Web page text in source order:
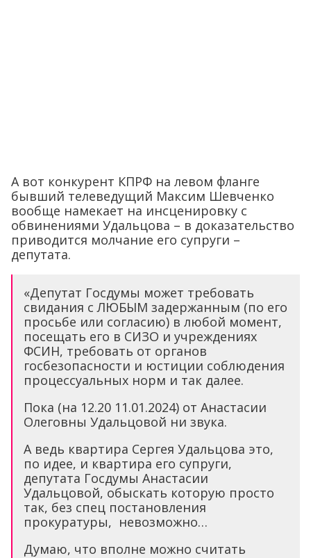
А вот конкурент КПРФ на левом фланге
бывший телеведущий Максим Шевченко
вообще намекает на инсценировку с
обвинениями Удальцова – в доказательство
приводится молчание его супруги –
депутата.
«Депутат Госдумы может требовать
свидания с ЛЮБЫМ задержанным (по его
просьбе или согласию) в любой момент,
посещать его в СИЗО и учреждениях
ФСИН, требовать от органов
госбезопасности и юстиции соблюдения
процессуальных норм и так далее.
Пока (на 12.20 11.01.2024) от Анастасии
Олеговны Удальцовой ни звука.
А ведь квартира Сергея Удальцова это,
по идее, и квартира его супруги,
депутата Госдумы Анастасии
Удальцовой, обыскать которую просто
так, без спец постановления
прокуратуры, невозможно…
Думаю, что вполне можно считать